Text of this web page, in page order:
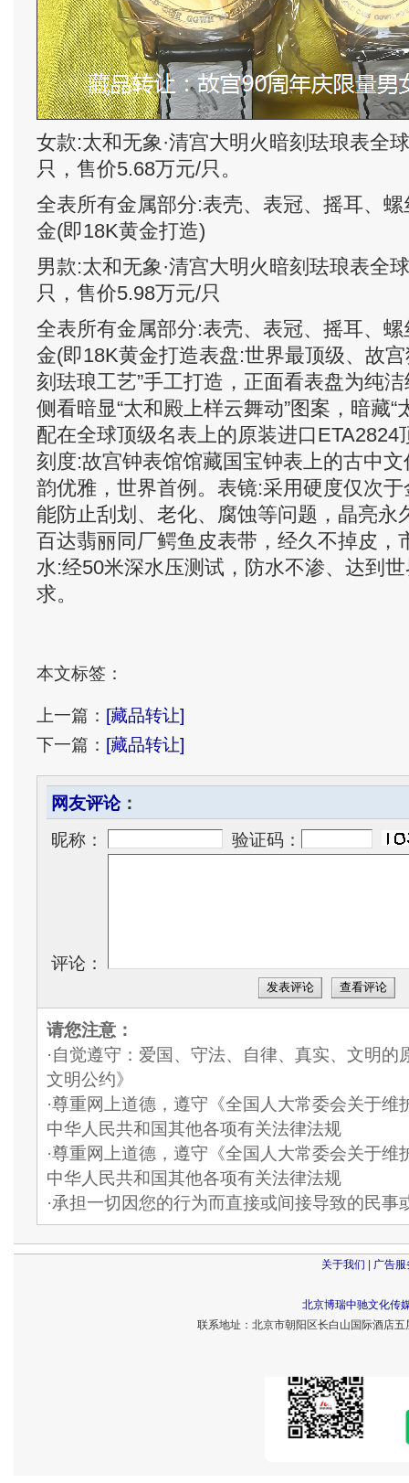
女款:太和无象·清宫大明火暗刻珐琅表全
只，售价5.68万元/只。
全表所有金属部分:表壳、表冠、摇耳、
金(即18K黄金打造)
男款:太和无象·清宫大明火暗刻珐琅表全
只，售价5.98万元/只
全表所有金属部分:表壳、表冠、摇耳、
金(即18K黄金打造表盘:世界最顶级、故
刻珐琅工艺”手工打造，正面看表盘为纯
侧看暗显“太和殿上样云舞动”图案，暗藏“
配在全球顶级名表上的原装进口ETA2824
刻度:故宫钟表馆馆藏国宝钟表上的古中
韵优雅，世界首例。表镜:采用硬度仅次
能防止刮划、老化、腐蚀等问题，晶亮永
百达翡丽同厂鳄鱼皮表带，经久不掉皮，
水:经50米深水压测试，防水不渗、达到
求。
本文标签：
上一篇： [藏品转让]
下一篇： [藏品转让]
网友评论：
昵称：
验证码：
评论：
发表评论 查看评论
请您注意：
·自觉遵守：爱国、守法、自律、真实、文明的
文明公约》
·尊重网上道德，遵守《全国人大常委会关于维
中华人民共和国其他各项有关法律法规
·尊重网上道德，遵守《全国人大常委会关于维
中华人民共和国其他各项有关法律法规
·承担一切因您的行为而直接或间接导致的民事
关于我们 | 广告服
北京博瑞中驰文化传
联系地址：北京市朝阳区长白山国际酒店